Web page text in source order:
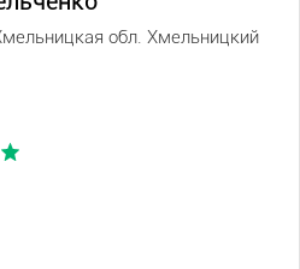
обл. Хмельницкий